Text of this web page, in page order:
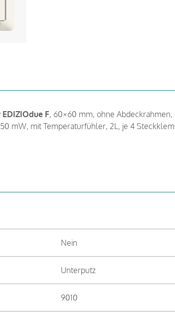
F, 60×60 mm, ohne Abdeckrahmen,
mW, mit Temperaturfühler, 2L, je 4
Nein
Unterputz
9010